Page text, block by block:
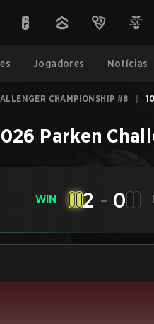
Jogadores Notícias
CHAMPIONSHIP #8
Parken
WIN 2 - 0